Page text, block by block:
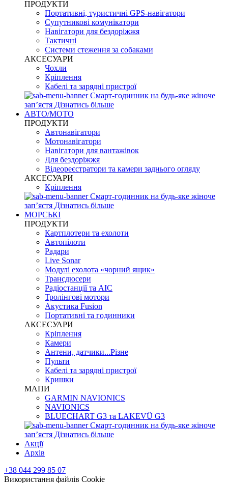
ПРОДУКТИ
Портативні, туристичні GPS-навігатори
Супутникові комунікатори
Навігатори для бездоріжжя
Тактичні
Системи стеження за собаками
АКСЕСУАРИ
Чохли
Кріплення
Кабелі та зарядні пристрої
Смарт-годинник на будь-яке жіноче
запʼястя Дізнатись більше
АВТО/МОТО
ПРОДУКТИ
Автонавігатори
Мотонавігатори
Навігатори для вантажівок
Для бездоріжжя
Відеореєстратори та камери заднього огляду
АКСЕСУАРИ
Кріплення
Смарт-годинник на будь-яке жіноче
запʼястя Дізнатись більше
МОРСЬКІ
ПРОДУКТИ
Картплотери та ехолоти
Автопілоти
Радари
Live Sonar
Модулі ехолота «чорний ящик»
Трансдюсери
Радіостанції та АІС
Тролінгові мотори
Акустика Fusion
Портативні та годинники
АКСЕСУАРИ
Кріплення
Камери
Антени, датчики...Різне
Пульти
Кабелі та зарядні пристрої
Кришки
МАПИ
GARMIN NAVIONICS
NAVIONICS
BLUECHART G3 та LAKEVÜ G3
Смарт-годинник на будь-яке жіноче
запʼястя Дізнатись більше
Акції
Архів
+38 044 299 85 07
Використання файлів Cookie